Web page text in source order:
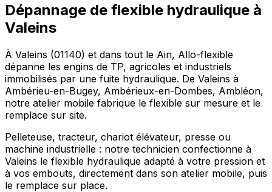
Dépannage de flexible hydraulique à
Valeins
À Valeins (01140) et dans tout le Ain, Allo-flexible
dépanne les engins de TP, agricoles et industriels
immobilisés par une fuite hydraulique. De Valeins à
Ambérieu-en-Bugey, Ambérieux-en-Dombes, Ambléon,
notre atelier mobile fabrique le flexible sur mesure et le
remplace sur site.
Pelleteuse, tracteur, chariot élévateur, presse ou
machine industrielle : notre technicien confectionne à
Valeins le flexible hydraulique adapté à votre pression et
à vos embouts, directement dans son atelier mobile, puis
le remplace sur place.